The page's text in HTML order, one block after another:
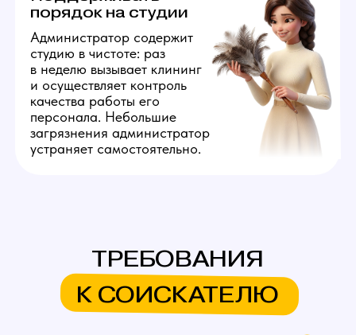
Понимание
технических основ
В процессе работы девушки будут сообщать
вам о различных неполадках. Вакансия
подразумевает, что вы знаете, как устранять
популярные проблемы, связанные с ПК: что
проверять, если не работает монитор; как
установить нужный софт; что проверять, если
пропал интернет.
3
со специалистами важно грамотно и чётко
объяснять причину вызова. При разрешении
спорных ситуаций стрессоустойчивость
станет дополнительным преимуществом.